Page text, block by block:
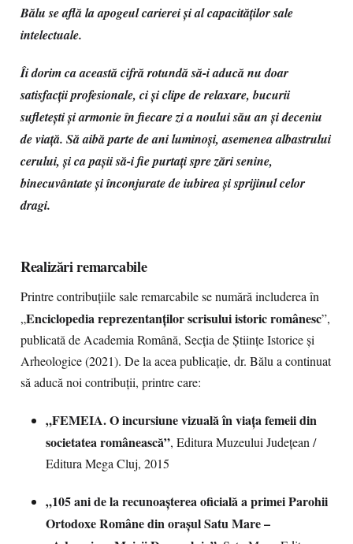
Bălu se află la apogeul carierei și al capacităților sale
intelectuale.
Îi dorim ca această cifră rotundă să-i aducă nu doar
satisfacții profesionale, ci și clipe de relaxare, bucurii
sufletești și armonie în fiecare zi a noului său an și deceniu
de viață. Să aibă parte de ani luminoși, asemenea albastrului
cerului, și ca pașii să-i fie purtați spre zări senine,
binecuvântate și înconjurate de iubirea și sprijinul celor
dragi.
Realizări remarcabile
Printre contribuțiile sale remarcabile se numără includerea în
„Enciclopedia reprezentanților scrisului istoric românesc”,
publicată de Academia Română, Secția de Științe Istorice și
Arheologice (2021). De la acea publicație, dr. Bălu a continuat
să aducă noi contribuții, printre care:
„FEMEIA. O incursiune vizuală în viața femeii din
societatea românească”, Editura Muzeului Județean /
Editura Mega Cluj, 2015
„105 ani de la recunoașterea oficială a primei Parohii
Ortodoxe Române din orașul Satu Mare –